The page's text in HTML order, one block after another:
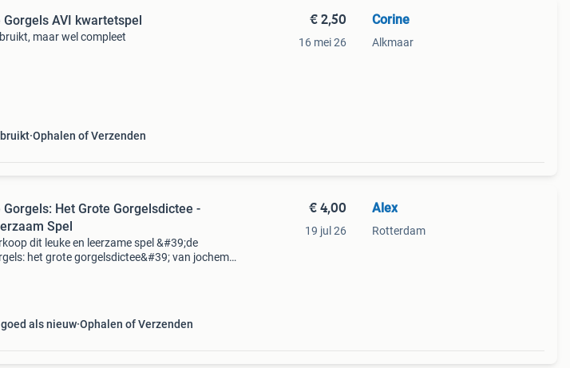
Gorgels AVI kwartetspel
maar wel compleet
Ophalen of Verzenden
€ 2,50
16 mei 26
Corine
Alkmaar
Gorgels: Het Grote Gorgelsdictee -
Spel
dit leuke en leerzame spel &#39;de
het grote gorgelsdictee&#39; van jochem
als nieuw Ophalen of Verzenden
€ 4,00
19 jul 26
Alex
Rotterdam